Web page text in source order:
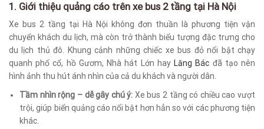
1. Giới thiệu quảng cáo trên xe bus 2 tầng tại Hà Nội
Xe bus 2 tầng tại Hà Nội không đơn thuần là phương tiện vận
chuyển khách du lịch, mà còn trở thành biểu tượng đặc trưng cho
du lịch thủ đô. Khung cảnh những chiếc xe bus đỏ nổi bật chạy
quanh phố cổ, hồ Gươm, Nhà hát Lớn hay Lăng Bác đã tạo nên
hình ảnh thu hút ánh nhìn của cả du khách và người dân.
Tầm nhìn rộng – dễ gây chú ý: Xe bus 2 tầng có chiều cao vượt
trội, giúp biển quảng cáo nổi bật hơn hẳn so với các phương tiện
khác.